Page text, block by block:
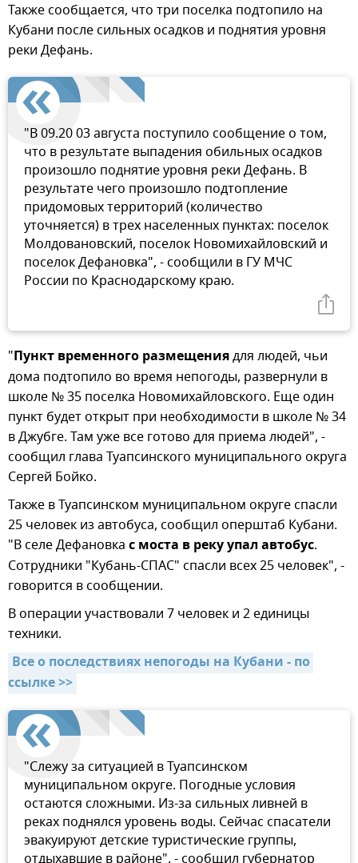
Также сообщается, что три поселка подтопило на
Кубани после сильных осадков и поднятия уровня
реки Дефань.
"В 09.20 03 августа поступило сообщение о том,
что в результате выпадения обильных осадков
произошло поднятие уровня реки Дефань. В
результате чего произошло подтопление
придомовых территорий (количество
уточняется) в трех населенных пунктах: поселок
Молдовановский, поселок Новомихайловский и
поселок Дефановка", - сообщили в ГУ МЧС
России по Краснодарскому краю.
"Пункт временного размещениядля людей, чьи
дома подтопило во время непогоды, развернули в
школе № 35 поселка Новомихайловского. Еще один
пункт будет открыт при необходимости в школе № 34
в Джубге. Там уже все готово для приема людей", -
сообщил глава Туапсинского муниципального округа
Сергей Бойко.
Также в Туапсинском муниципальном округе спасли
25 человек из автобуса, сообщил оперштаб Кубани.
"В селе Дефановка с моста в реку упал автобус.
Сотрудники "Кубань-СПАС" спасли всех 25 человек", -
говорится в сообщении.
В операции участвовали 7 человек и 2 единицы
техники.
Все о последствиях непогоды на Кубани - по
ссылке >>
"Слежу за ситуацией в Туапсинском
муниципальном округе. Погодные условия
остаются сложными. Из-за сильных ливней в
реках поднялся уровень воды. Сейчас спасатели
эвакуируют детские туристические группы,